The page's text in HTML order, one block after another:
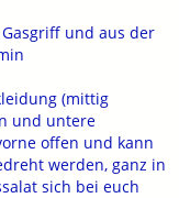
und aus der
(mittig
und untere
offen und kann
werden, ganz in
sich bei euch